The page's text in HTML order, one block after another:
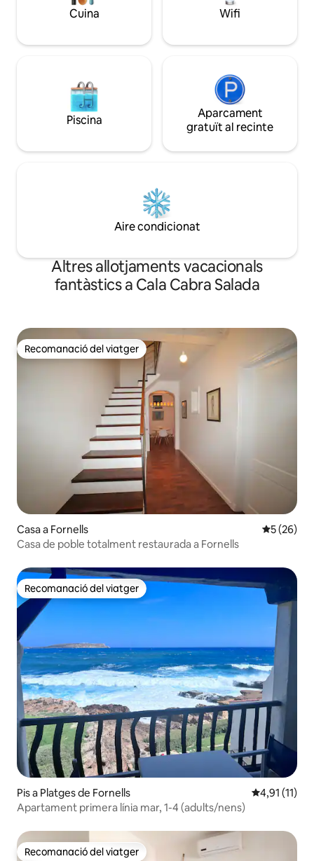
comercial susceptible de causar
presten serveis turístics (servei
de Govern Balear (2,20 euros per dia i
persona major de 16 anys) NO està
inclosa en el preu.
Cuina Wifi
Piscina
Aparcament
gratuït al recinte
Aire condicionat
Altres allotjaments vacacionals
fantàstics a Cala Cabra Salada
Recomanació del viatger
Recomanació del viatger
Casa a Fornells 5 de
5 (26)
Casa de poble totalment restaurada a Fornells
Recomanació del viatger
Recomanació del viatger
Pis a Platges de Fornells 4,91 de
4,91 (11)
Apartament primera línia mar, 1-4 (adults/nens)
Recomanació del viatger
Recomanació del viatger